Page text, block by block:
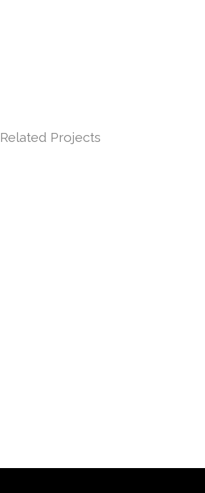
Related Projects